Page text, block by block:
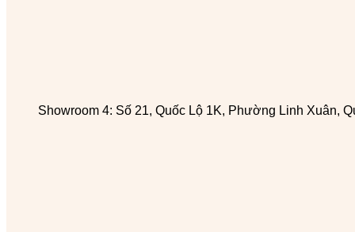
Showroom 4: Số 21, Quốc Lộ 1K, Phường Linh Xuân,